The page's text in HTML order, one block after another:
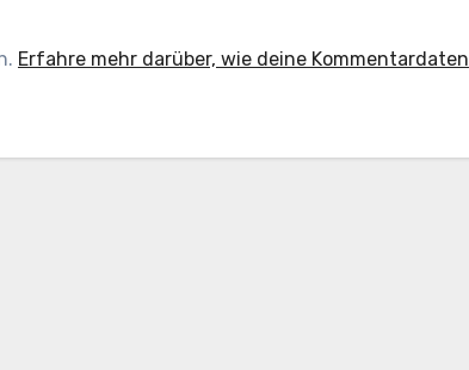
Erfahre mehr darüber, wie deine Kommentardaten